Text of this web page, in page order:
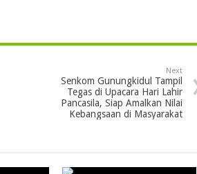
Next
Senkom Gunungkidul Tampil
Tegas di Upacara Hari Lahir
Pancasila, Siap Amalkan Nilai
Kebangsaan di Masyarakat